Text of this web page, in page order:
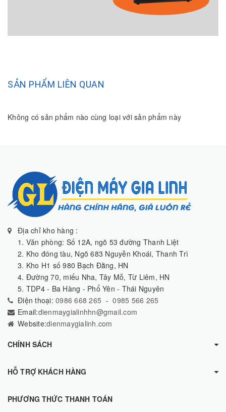
SẢN PHẨM LIÊN QUAN
Không có sản phẩm nào cùng loại với sản phẩm này
Địa chỉ kho hàng :
1. Văn phòng: Số 12A, ngõ 53 đường Thanh Liệt
2. Kho đóng tàu, Ngõ 683 Nguyễn Khoái, Thanh Trì
3. Kho H1 số 980 Bạch Đằng, HN
4. Đường 70, miếu Nha, Tây Mỗ, Từ Liêm, HN
5. TDP4 - Ba Hàng - Phổ Yên - Thái Nguyên
Điện thoại: 0986 668 265 -0985 566 265
Email:dienmaygialinhhn@gmail.com
Website:dienmaygialinh.com
CHÍNH SÁCH
HỖ TRỢ KHÁCH HÀNG
PHƯƠNG THỨC THANH TOÁN